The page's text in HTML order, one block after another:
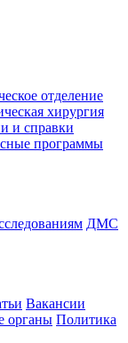
отделение
хирургия
и справки
программы
ДМС
Вакансии
органы Политика